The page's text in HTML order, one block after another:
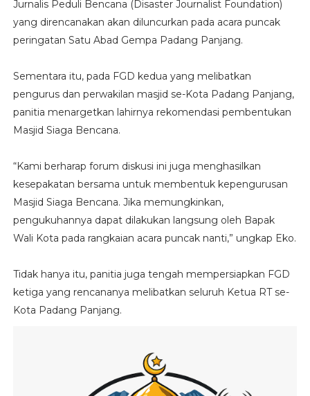
Jurnalis Peduli Bencana (Disaster Journalist Foundation)
yang direncanakan akan diluncurkan pada acara puncak
peringatan Satu Abad Gempa Padang Panjang.
Sementara itu, pada FGD kedua yang melibatkan
pengurus dan perwakilan masjid se-Kota Padang Panjang,
panitia menargetkan lahirnya rekomendasi pembentukan
Masjid Siaga Bencana.
“Kami berharap forum diskusi ini juga menghasilkan
kesepakatan bersama untuk membentuk kepengurusan
Masjid Siaga Bencana. Jika memungkinkan,
pengukuhannya dapat dilakukan langsung oleh Bapak
Wali Kota pada rangkaian acara puncak nanti,” ungkap Eko.
Tidak hanya itu, panitia juga tengah mempersiapkan FGD
ketiga yang rencananya melibatkan seluruh Ketua RT se-
Kota Padang Panjang.